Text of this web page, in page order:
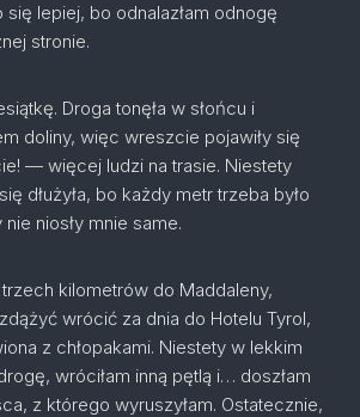
się lepiej, bo odnalazłam odnogę
stronie.
Droga tonęła w słońcu i
doliny, więc wreszcie pojawiły się
— więcej ludzi na trasie. Niestety
dłużyła, bo każdy metr trzeba było
niosły mnie same.
trzech kilometrów do Maddaleny,
wrócić za dnia do Hotelu Tyrol,
z chłopakami. Niestety w lekkim
wróciłam inną pętlą i… doszłam
z którego wyruszyłam. Ostatecznie,